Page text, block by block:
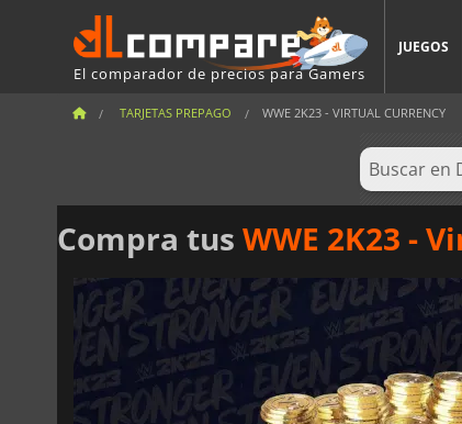
El comparador de precios para Gamers
JUEGOS
TARJETAS PREPAGO WWE 2K23 - VIRTUAL CURRENCY
Compra tus WWE 2K23 -